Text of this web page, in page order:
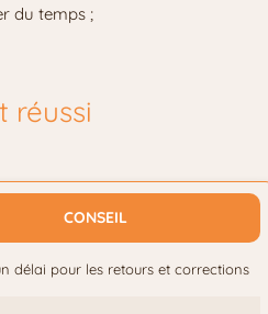
du temps ;
réussi
CONSEIL
délai pour les retours et corrections